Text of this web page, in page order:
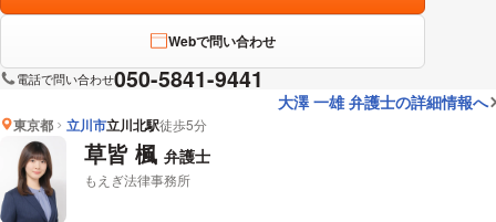
Webで問い合わせ
電話で問い合わせ050-5841-9441
大澤 一雄 弁護士の詳細情報へ
東京都 立川市立川北駅徒歩5分
草皆 楓 弁護士
もえぎ法律事務所